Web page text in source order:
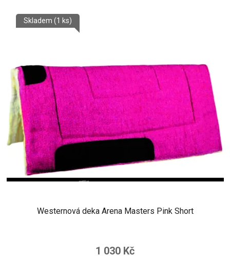
Westernová deka Arena Masters Pink Short
Skladem (1 ks)
1 030 Kč